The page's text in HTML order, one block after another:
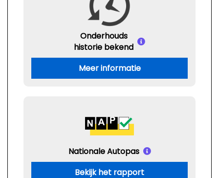
Onderhouds
historie bekend
Meer informatie
Nationale Autopas
Bekijk het rapport